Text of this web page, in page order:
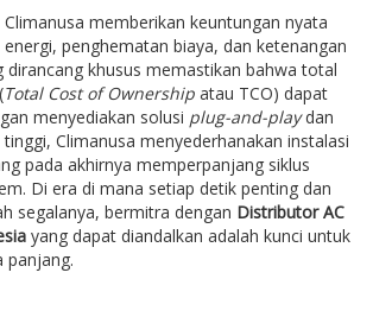
memberikan keuntungan nyata
penghematan biaya, dan ketenangan
dirancang khusus memastikan bahwa total
Total Cost of Ownership atau TCO) dapat
menyediakan solusi plug-and-playdan
Climanusa menyederhanakan instalasi
pada akhirnya memperpanjang siklus
Di era di mana setiap detik penting dan
segalanya, bermitra dengan Distributor AC
yang dapat diandalkan adalah kunci untuk
panjang.